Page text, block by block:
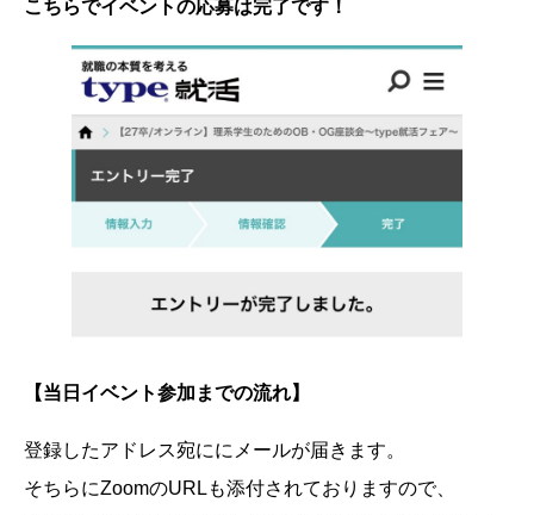
こちらでイベントの応募は完了です！
【当日イベント参加までの流れ】
登録したアドレス宛ににメールが届きます。
そちらにZoomのURLも添付されておりますので、